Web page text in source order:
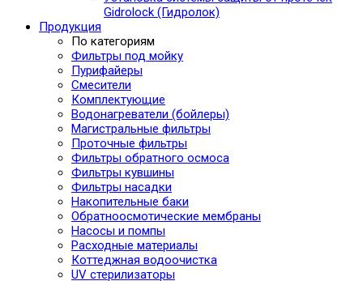
Gidrolock (Гидролок)
Продукция
По категориям
Фильтры под мойку
Пурифайеры
Смесители
Комплектующие
Водонагреватели (бойлеры)
Магистральные фильтры
Проточные фильтры
Фильтры обратного осмоса
Фильтры кувшины
Фильтры насадки
Накопительные баки
Обратноосмотические мембраны
Насосы и помпы
Расходные материалы
Коттеджная водоочистка
UV стерилизаторы